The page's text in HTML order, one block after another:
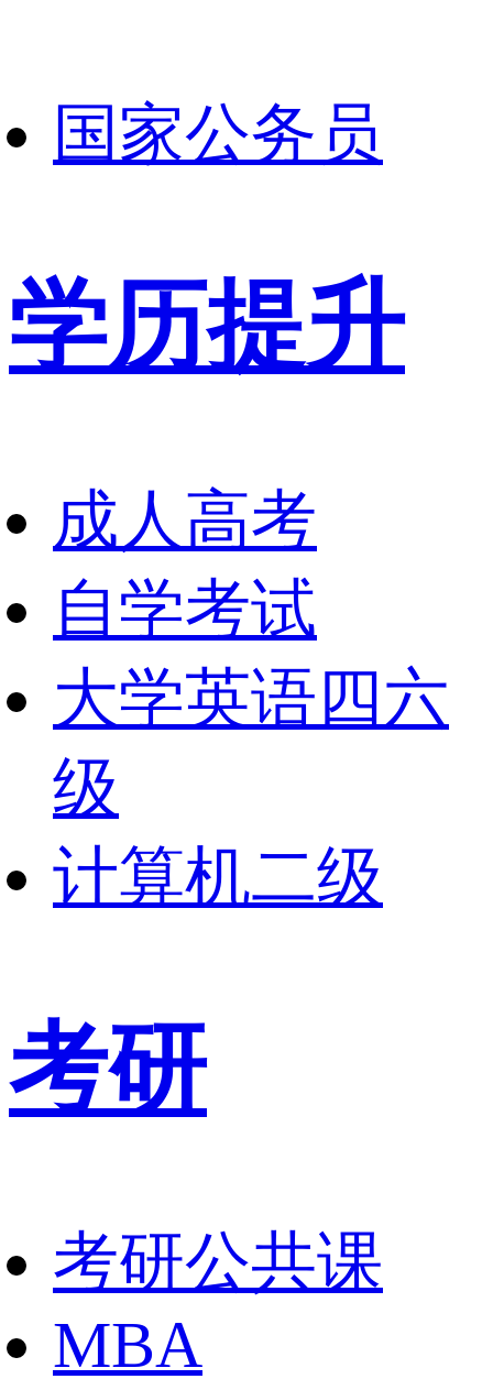
国家公务员
学历提升
成人高考
自学考试
大学英语四六
级
计算机二级
考研
考研公共课
MBA